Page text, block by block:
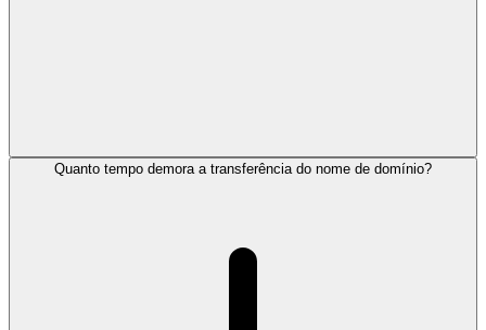
Quanto tempo demora a transferência do nome de domínio?